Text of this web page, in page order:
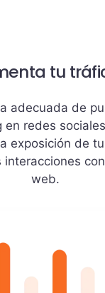
tu
adecuada de
en redes
exposición de
interacciones
web.